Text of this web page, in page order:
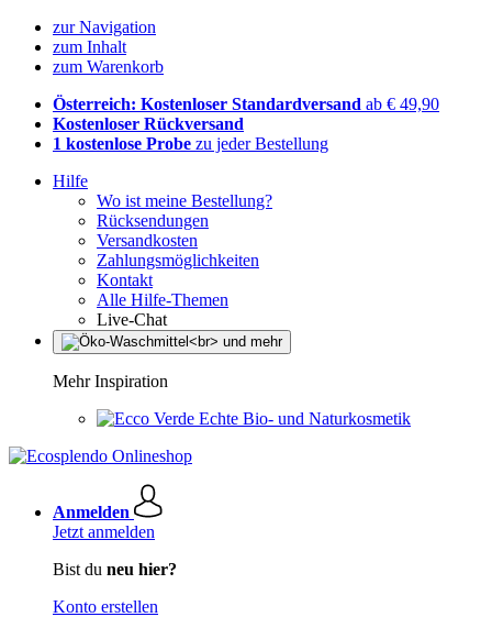
zur Navigation
zum Inhalt
zum Warenkorb
Österreich: Kostenloser Standardversand ab € 49,90
Kostenloser Rückversand
1 kostenlose Probe zu jeder Bestellung
Hilfe
Wo ist meine Bestellung?
Rücksendungen
Versandkosten
Zahlungsmöglichkeiten
Kontakt
Alle Hilfe-Themen
Live-Chat
Mehr Inspiration
Echte Bio- und Naturkosmetik
Anmelden
Jetzt anmelden
Bist du neu hier?
Konto erstellen